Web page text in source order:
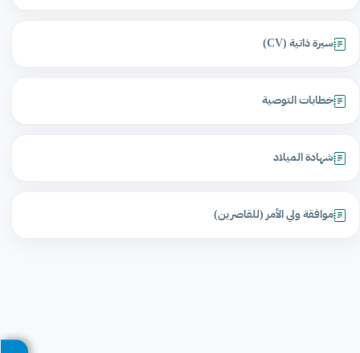
سيرة ذاتية (CV)
خطابات التوصية
شهادة الميلاد
موافقة ولي الأمر (للقاصرين)